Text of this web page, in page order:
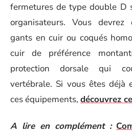
fermetures de type double D
organisateurs. Vous
gants en cuir ou coqués
cuir de préférence
protection dorsale qui
vertébrale. Si vous êtes déjà
ces équipements, découvrez
A lire en complément :